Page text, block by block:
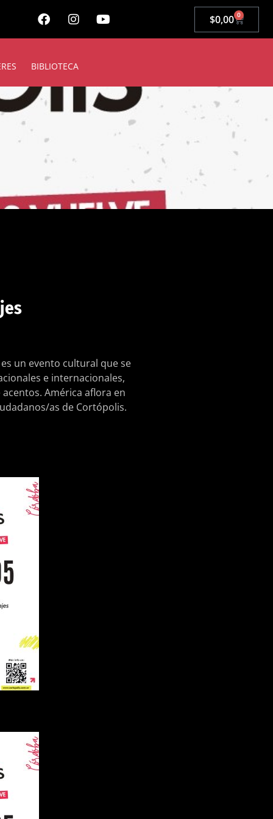
$0,00 0
BIBLIOTECA
un evento cultural que se
e internacionales,
América aflora en
as de Cortópolis.